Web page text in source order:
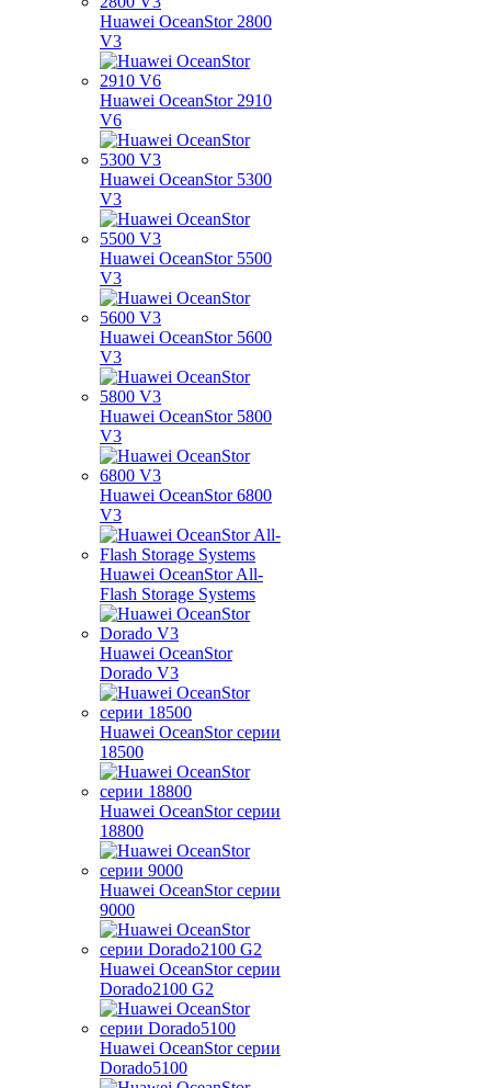
Huawei OceanStor 2800
V3
Huawei OceanStor 2910
V6
Huawei OceanStor 5300
V3
Huawei OceanStor 5500
V3
Huawei OceanStor 5600
V3
Huawei OceanStor 5800
V3
Huawei OceanStor 6800
V3
Huawei OceanStor All-
Flash Storage Systems
Huawei OceanStor
Dorado V3
Huawei OceanStor серии
18500
Huawei OceanStor серии
18800
Huawei OceanStor серии
9000
Huawei OceanStor серии
Dorado2100 G2
Huawei OceanStor серии
Dorado5100